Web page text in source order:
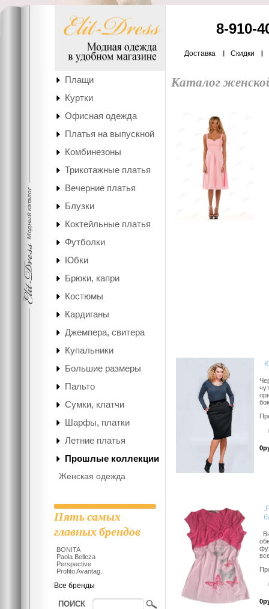
8-910-
Доставка Скидки
Плащи
Куртки
Офисная одежда
Платья на выпускной
Комбинезоны
Трикотажные платья
Вечерние платья
Блузки
Коктейльные платья
Футболки
Юбки
Брюки, капри
Костюмы
Кардиганы
Джемпера, свитера
Купальники
Большие размеры
Пальто
Сумки, клатчи
Шарфы, платки
Летние платья
Прошлые коллекции
Женская одежда
Пять самых
главных брендов
BONITA
Paola Belleza
Perspective
Profito Avantag..
Все бренды
ПОИСК
Каталог